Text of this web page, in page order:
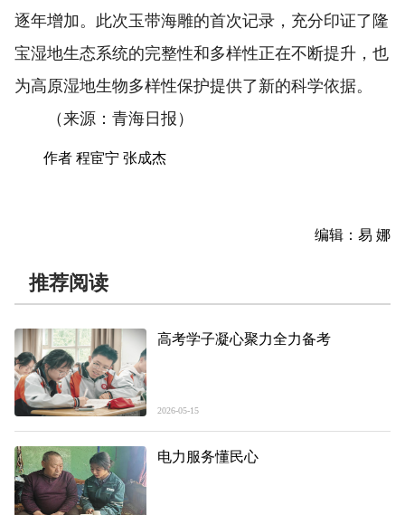
逐年增加。此次玉带海雕的首次记录，充分印证了隆
宝湿地生态系统的完整性和多样性正在不断提升，也
为高原湿地生物多样性保护提供了新的科学依据。
（来源：青海日报）
作者 程宦宁 张成杰
编辑：易 娜
推荐阅读
高考学子凝心聚力全力备考
2026-05-15
电力服务懂民心